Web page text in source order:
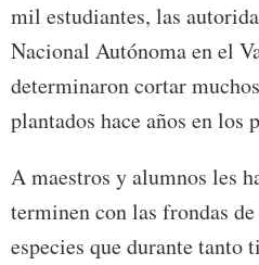
mil estudiantes, las
Nacional Autónoma en el
determinaron cortar
plantados hace años en los
A maestros y alumnos les
terminen con las frondas
especies que durante tanto